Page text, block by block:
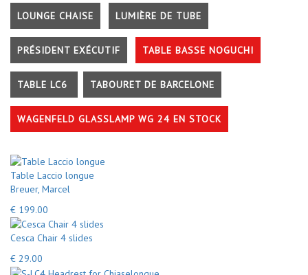
LOUNGE CHAISE LUMIÈRE DE TUBE
PRÉSIDENT EXÉCUTIF TABLE BASSE NOGUCHI
TABLE LC6 TABOURET DE BARCELONE
WAGENFELD GLASSLAMP WG 24 EN STOCK
Table Laccio longue
Breuer, Marcel
€ 199.00
Cesca Chair 4 slides
€ 29.00